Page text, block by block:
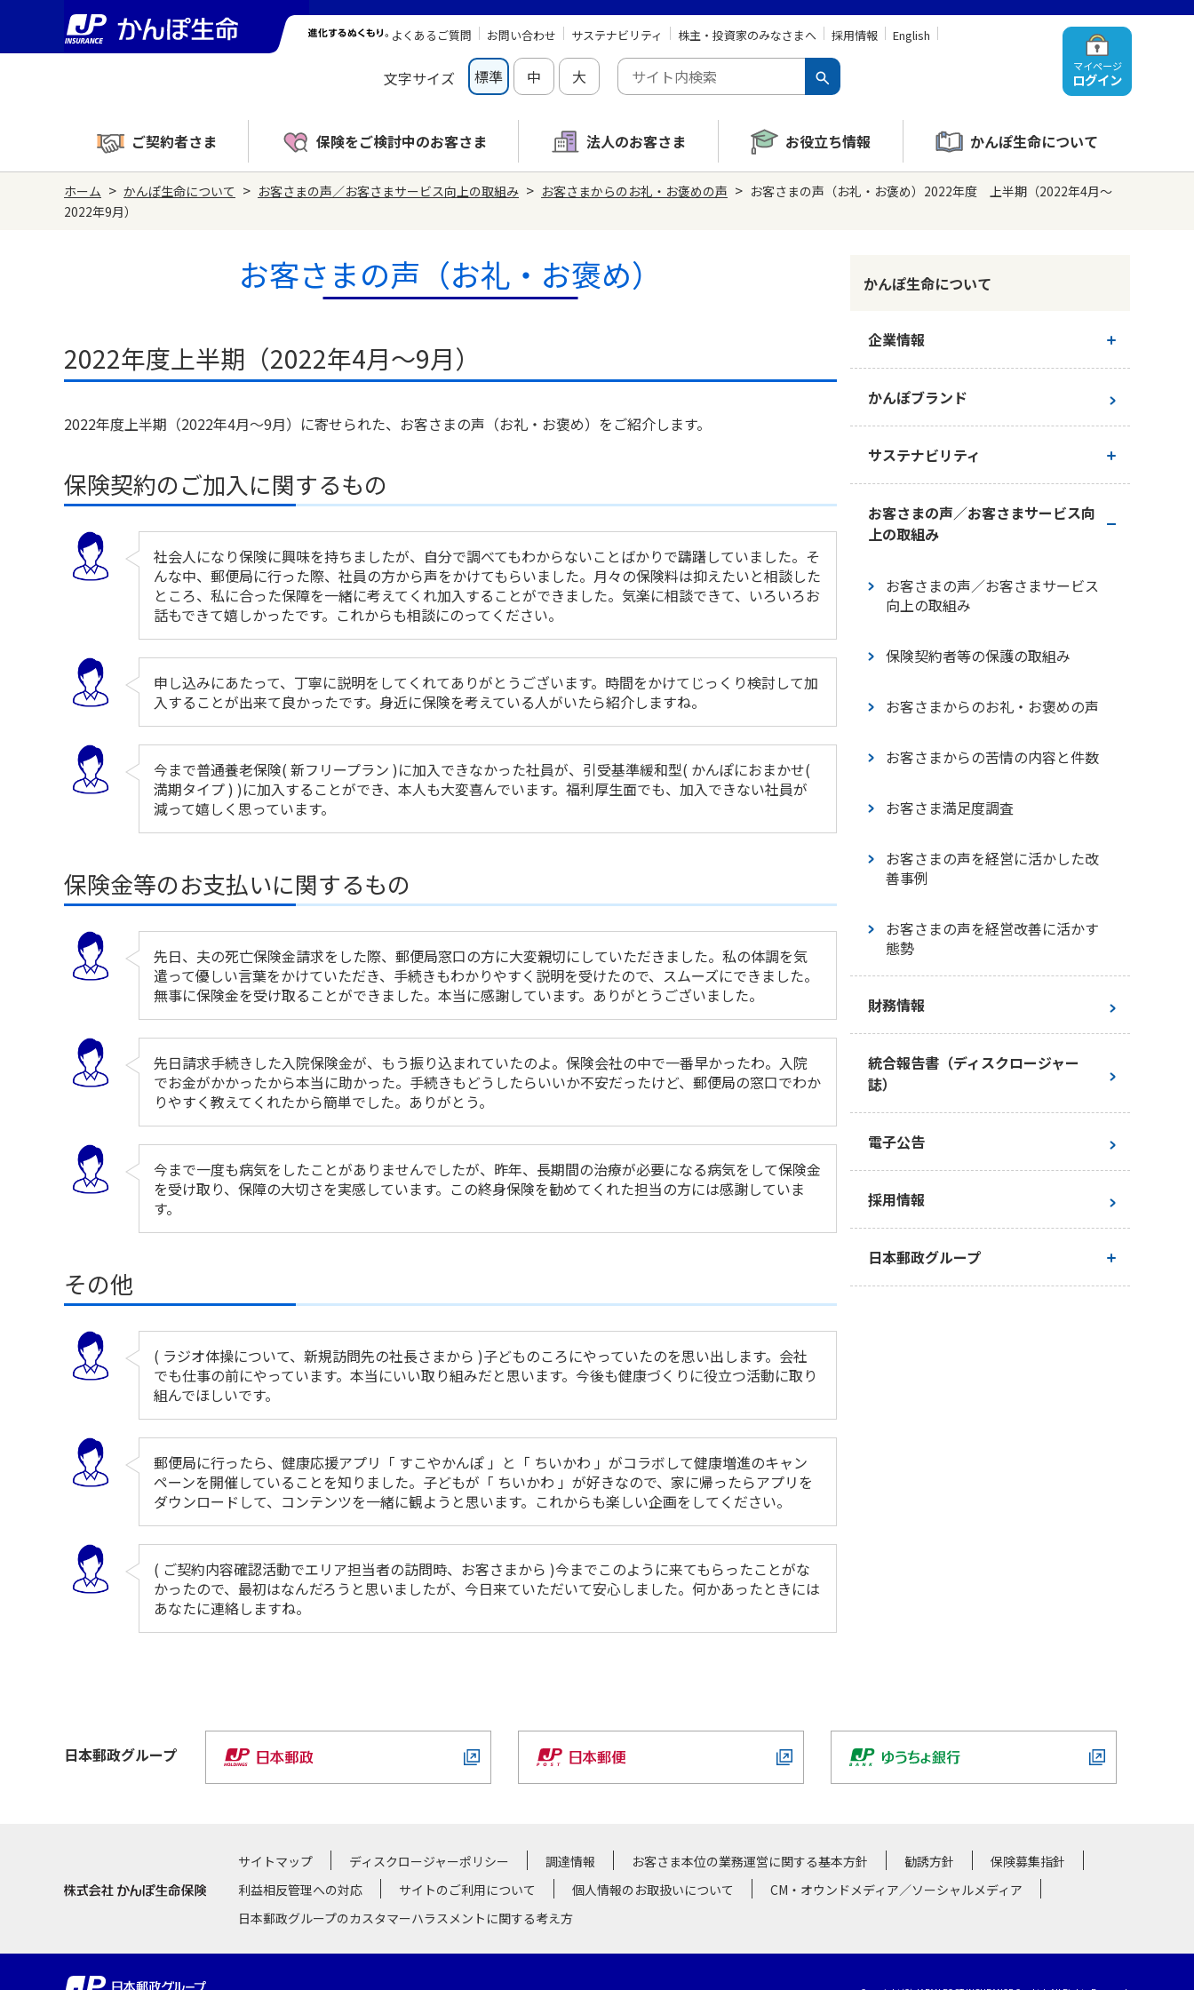
マイページ
ログイン
よくあるご質問 お問い合わせ サステナビリティ 株主・投資家のみなさまへ 採用情報 English
文字サイズ 標準 中 大
ご契約者さま 保険をご検討中のお客さま 法人のお客さま お役立ち情報 かんぽ生命について
ホーム > かんぽ生命について > お客さまの声／お客さまサービス向上の取組み > お客さまからのお礼・お褒めの声 > お客さまの声（お礼・お褒め）2022年度 上半期（2022年4月～
2022年9月）
お客さまの声（お礼・お褒め）
2022年度上半期（2022年4月～9月）
2022年度上半期（2022年4月～9月）に寄せられた、お客さまの声（お礼・お褒め）をご紹介します。
保険契約のご加入に関するもの
社会人になり保険に興味を持ちましたが、自分で調べてもわからないことばかりで躊躇していました。そ
んな中、郵便局に行った際、社員の方から声をかけてもらいました。月々の保険料は抑えたいと相談した
ところ、私に合った保障を一緒に考えてくれ加入することができました。気楽に相談できて、いろいろお
話もできて嬉しかったです。これからも相談にのってください。
申し込みにあたって、丁寧に説明をしてくれてありがとうございます。時間をかけてじっくり検討して加
入することが出来て良かったです。身近に保険を考えている人がいたら紹介しますね。
今まで普通養老保険( 新フリープラン )に加入できなかった社員が、引受基準緩和型( かんぽにおまかせ(
満期タイプ ) )に加入することができ、本人も大変喜んでいます。福利厚生面でも、加入できない社員が
減って嬉しく思っています。
保険金等のお支払いに関するもの
先日、夫の死亡保険金請求をした際、郵便局窓口の方に大変親切にしていただきました。私の体調を気
遣って優しい言葉をかけていただき、手続きもわかりやすく説明を受けたので、スムーズにできました。
無事に保険金を受け取ることができました。本当に感謝しています。ありがとうございました。
先日請求手続きした入院保険金が、もう振り込まれていたのよ。保険会社の中で一番早かったわ。入院
でお金がかかったから本当に助かった。手続きもどうしたらいいか不安だったけど、郵便局の窓口でわか
りやすく教えてくれたから簡単でした。ありがとう。
今まで一度も病気をしたことがありませんでしたが、昨年、長期間の治療が必要になる病気をして保険金
を受け取り、保障の大切さを実感しています。この終身保険を勧めてくれた担当の方には感謝していま
す。
その他
( ラジオ体操について、新規訪問先の社長さまから )子どものころにやっていたのを思い出します。会社
でも仕事の前にやっています。本当にいい取り組みだと思います。今後も健康づくりに役立つ活動に取り
組んでほしいです。
郵便局に行ったら、健康応援アプリ「 すこやかんぽ 」と「 ちいかわ 」がコラボして健康増進のキャン
ペーンを開催していることを知りました。子どもが「 ちいかわ 」が好きなので、家に帰ったらアプリを
ダウンロードして、コンテンツを一緒に観ようと思います。これからも楽しい企画をしてください。
( ご契約内容確認活動でエリア担当者の訪問時、お客さまから )今までこのように来てもらったことがな
かったので、最初はなんだろうと思いましたが、今日来ていただいて安心しました。何かあったときには
あなたに連絡しますね。
かんぽ生命について
企業情報
ご挨拶
ガバナンス
お客さま本位の業務運営に関する
基本方針
かんぽブランド
サステナビリティ
かんぽ生命のサステナビリティ
サステナビリティの考え方
マテリアリティ
環境
社会
ガバナンス
サステナブル投資
ト
社外からの評価・イニシアチブへ
の賛同
ESGライブラリ・インデックス
お客さまの声／お客さまサービス向
上の取組み
お客さまの声／お客さまサービス
向上の取組み
保険契約者等の保護の取組み
お客さまからのお礼・お褒めの声
お客さまからの苦情の内容と件数
お客さま満足度調査
お客さまの声を経営に活かした改
善事例
お客さまの声を経営改善に活かす
態勢
財務情報
統合報告書（ディスクロージャー
誌）
電子公告
採用情報
日本郵政グループ
日本郵政グループ
サイトマップ ディスクロージャーポリシー 調達情報 お客さま本位の業務運営に関する基本方針 勧誘方針
保険募集指針
利益相反管理への対応
サイトのご利用について 個人情報のお取扱いについて
CM・オウンドメディア／ソーシャルメディア
日本郵政グループのカスタマーハラスメントに関する考え方